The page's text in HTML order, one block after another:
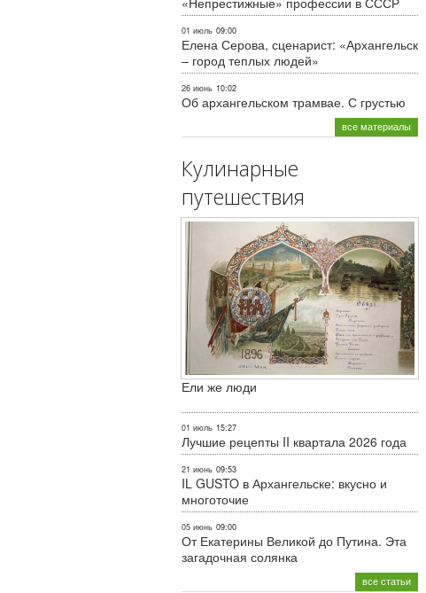
01 июль 09:00
Елена Серова, сценарист: «Архангельск
– город теплых людей»
26 июнь 10:02
Об архангельском трамвае. С грустью
все материалы
Кулинарные
путешествия
Ели же люди
01 июль 15:27
Лучшие рецепты II квартала 2026 года
21 июнь 09:53
IL GUSTO в Архангельске: вкусно и
многоточие
05 июнь 09:00
От Екатерины Великой до Путина. Эта
загадочная солянка
все статьи